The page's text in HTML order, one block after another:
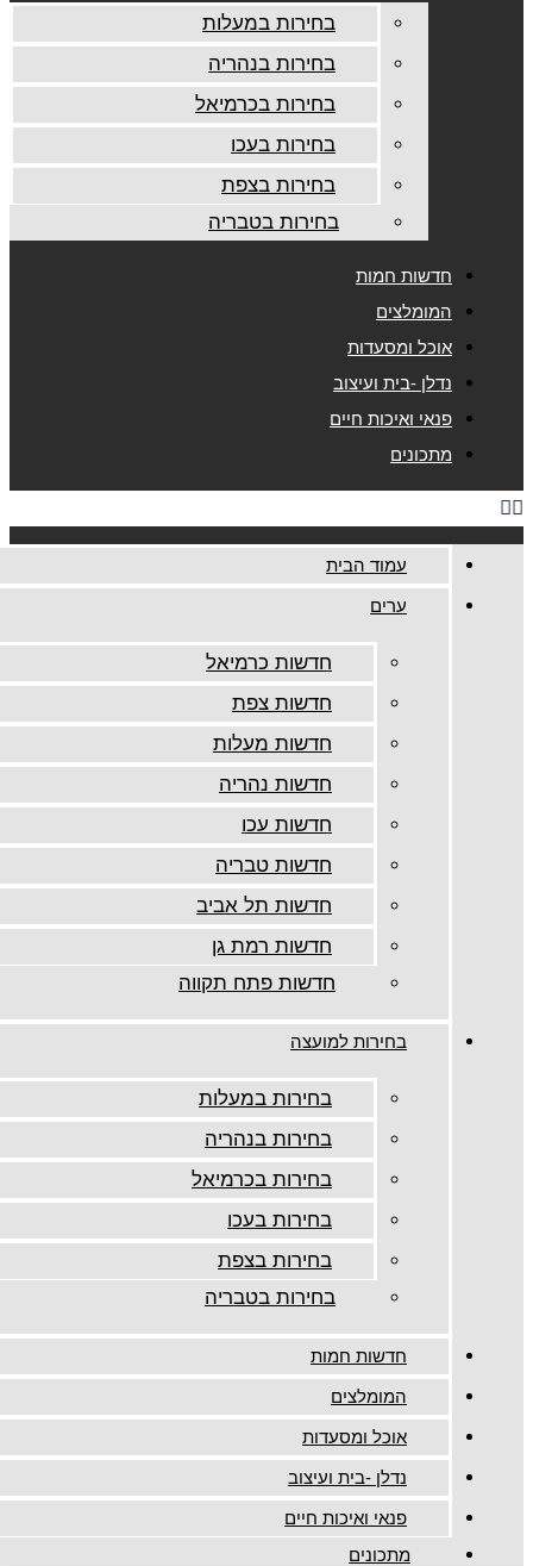
בחירות במעלות
בחירות בנהריה
בחירות בכרמיאל
בחירות בעכו
בחירות בצפת
בחירות בטבריה
חדשות חמות
המומלצים
אוכל ומסעדות
נדלן -בית ועיצוב
פנאי ואיכות חיים
מתכונים
עמוד הבית
ערים
חדשות כרמיאל
חדשות צפת
חדשות מעלות
חדשות נהריה
חדשות עכו
חדשות טבריה
חדשות תל אביב
חדשות רמת גן
חדשות פתח תקווה
בחירות למועצה
בחירות במעלות
בחירות בנהריה
בחירות בכרמיאל
בחירות בעכו
בחירות בצפת
בחירות בטבריה
חדשות חמות
המומלצים
אוכל ומסעדות
נדלן -בית ועיצוב
פנאי ואיכות חיים
מתכונים